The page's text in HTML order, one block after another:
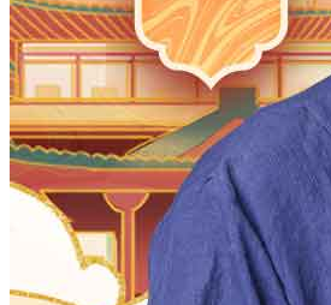
1989
1988 1987 1986
1983
1982 1981 1980
1976
1975 1974 1973
1969 1968 1967
1963
1962 1961 1960
1957
1956 1955
1950
1949 1948 1947
1944
1943 1942 1941
1937
1936 1935 1934
1931
1930 1928
1924
1923 1922
1918
1916 1915
1911
1909 1908